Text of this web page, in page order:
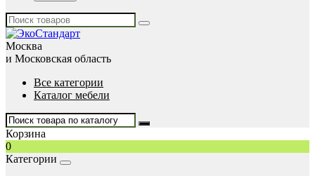
Москва
и Московская область
Все категории
Каталог мебели
Корзина
0
Категории